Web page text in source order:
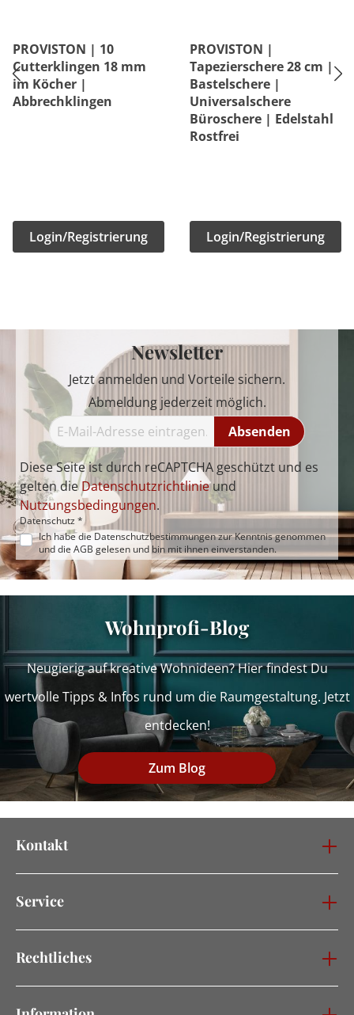
PROVISTON | 10
Cutterklingen 18 mm
im Köcher |
Abbrechklingen
Login/Registrierung
PROVISTON |
Tapezierschere 28 cm |
Bastelschere |
Universalschere
Büroschere | Edelstahl
Rostfrei
Login/Registrierung
Newsletter
Jetzt anmelden und Vorteile sichern.
Abmeldung jederzeit möglich.
Absenden
Diese Seite ist durch reCAPTCHA geschützt und es
gelten dieDatenschutzrichtlinieund
Nutzungsbedingungen.
Datenschutz *
Ich habe die Datenschutzbestimmungenzur Kenntnis genommen
und die AGB gelesen und bin mit ihnen einverstanden.
Wohnprofi-Blog
Neugierig auf kreative Wohnideen? Hier findest Du
wertvolle Tipps & Infos rund um die Raumgestaltung. Jetzt
entdecken!
Zum Blog
Kontakt
Service
Rechtliches